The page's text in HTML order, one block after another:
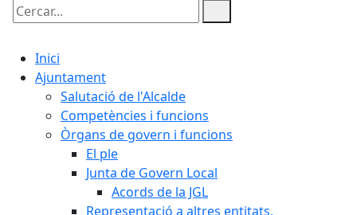
Cercar:
Inici
Ajuntament
Salutació de l'Alcalde
Competències i funcions
Òrgans de govern i funcions
El ple
Junta de Govern Local
Acords de la JGL
Representació a altres entitats,